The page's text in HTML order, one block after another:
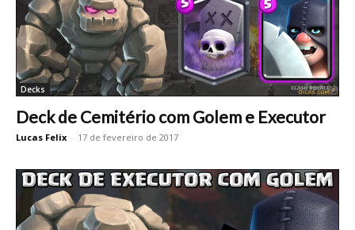
Decks
Deck de Cemitério com Golem e Executor
Lucas Felix - 17 de fevereiro de 2017